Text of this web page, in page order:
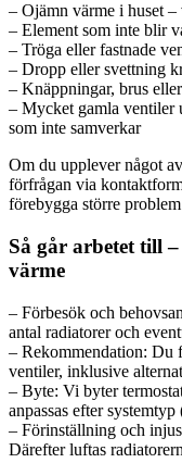
– Ojämn värme i huset
– Element som inte blir
– Tröga eller fastnade
– Dropp eller svettning
– Knäppningar, brus
– Mycket gamla ventiler
som inte samverkar
Om du upplever något
förfrågan via
förebygga större
Så går arbetet till
värme
– Förbesök och
antal radiatorer och
– Rekommendation: Du
ventiler, inklusive
– Byte: Vi byter
anpassas efter
– Förinställning och
Därefter luftas